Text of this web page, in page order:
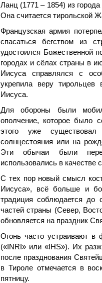
Ланц (1771 – 1854) из
Она считается тирольской
Французская армия
спасаться бегством из
удостоился Божественной
городах и сёлах страны в
Иисуса справлялся с
укрепила веру
Иисуса.
Для обороны были
ополчение, которое было
этого уже
солнцестояния или на
Эти обычаи были
использовались в качестве
С тех пор новый смысл
Иисуса», всё больше и
традиция соблюдается до
частей страны (Север,
обновляется на праздник
Огонь часто устраивают в
(«INRI» или «IHS»). Их
после празднования
в Тироле отмечается в
пятницу.